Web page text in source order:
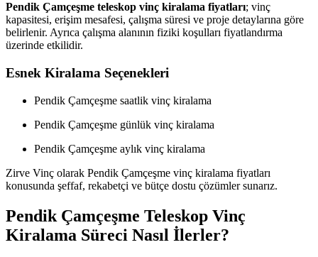
Pendik Çamçeşme teleskop vinç kiralama fiyatları; vinç
kapasitesi, erişim mesafesi, çalışma süresi ve proje detaylarına göre
belirlenir. Ayrıca çalışma alanının fiziki koşulları fiyatlandırma
üzerinde etkilidir.
Esnek Kiralama Seçenekleri
Pendik Çamçeşme saatlik vinç kiralama
Pendik Çamçeşme günlük vinç kiralama
Pendik Çamçeşme aylık vinç kiralama
Zirve Vinç olarak Pendik Çamçeşme vinç kiralama fiyatları
konusunda şeffaf, rekabetçi ve bütçe dostu çözümler sunarız.
Pendik Çamçeşme Teleskop Vinç
Kiralama Süreci Nasıl İlerler?